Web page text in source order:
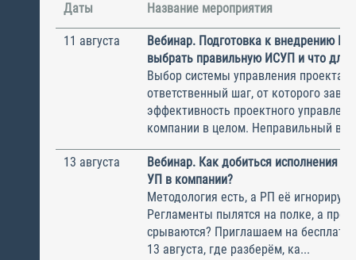
Даты Название мероприятия
11 августа
Вебинар. Подготовка к внедрению
выбрать правильную ИСУП и что для
Выбор системы управления
ответственный шаг, от которого
эффективность проектного
компании в целом. Неправильный
13 августа
Вебинар. Как добиться исполнения
УП в компании?
Методология есть, а РП её
Регламенты пылятся на полке, а
срываются? Приглашаем на
13 августа, где разберём, ка...